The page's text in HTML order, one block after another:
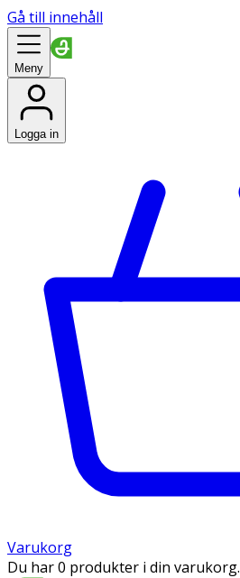
Gå till innehåll
Meny
Logga in
Varukorg
Du har 0 produkter i din varukorg.